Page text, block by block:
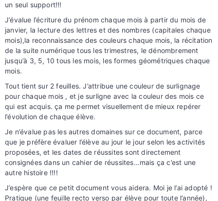
un seul support!!!
J’évalue l’écriture du prénom chaque mois à partir du mois de
janvier, la lecture des lettres et des nombres (capitales chaque
mois),la reconnaissance des couleurs chaque mois, la récitation
de la suite numérique tous les trimestres, le dénombrement
jusqu’à 3, 5, 10 tous les mois, les formes géométriques chaque
mois.
Tout tient sur 2 feuilles. J’attribue une couleur de surlignage
pour chaque mois , et je surligne avec la couleur des mois ce
qui est acquis. ça me permet visuellement de mieux repérer
l’évolution de chaque élève.
Je n’évalue pas les autres domaines sur ce document, parce
que je préfère évaluer l’élève au jour le jour selon les activités
proposées, et les dates de réussites sont directement
consignées dans un cahier de réussites…mais ça c’est une
autre histoire !!!!
J’espère que ce petit document vous aidera. Moi je l’ai adopté !
Pratique (une feuille recto verso par élève pour toute l’année),